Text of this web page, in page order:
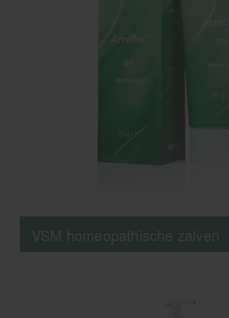
VSM homeopathische zalven